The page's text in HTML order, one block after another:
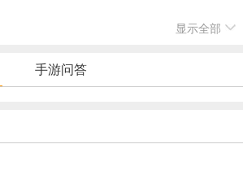
球进行闯关冒险点击显示屏操纵弹球进行跳
机会点击弹球跳跃压死对手。
艺美术设计风格，享受视觉效果上的舒服与
合，带给你最致享的游戏感受。难以想象，
游戏操纵，便于应用。
显示全部
手游问答